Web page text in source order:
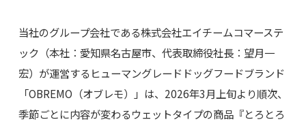
当社のグループ会社である株式会社エイチームコマーステ
ック（本社：愛知県名古屋市、代表取締役社長：望月一
宏）が運営するヒューマングレードドッグフードブランド
「OBREMO（オブレモ）」は、2026年3月上旬より順次、
季節ごとに内容が変わるウェットタイプの商品『とろとろ